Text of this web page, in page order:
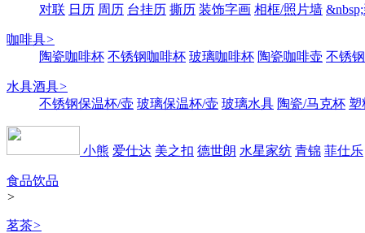
对联 日历 周历 台挂历 撕历 装饰字画 相框/照片墙
咖啡具>
陶瓷咖啡杯 不锈钢咖啡杯 玻璃咖啡杯 陶瓷咖啡壶 不锈
水具酒具>
不锈钢保温杯/壶 玻璃保温杯/壶 玻璃水具 陶瓷/马克杯 塑
小熊 爱仕达 美之扣 德世朗 水星家纺 青锦 菲仕乐
食品饮品
>
茗茶>